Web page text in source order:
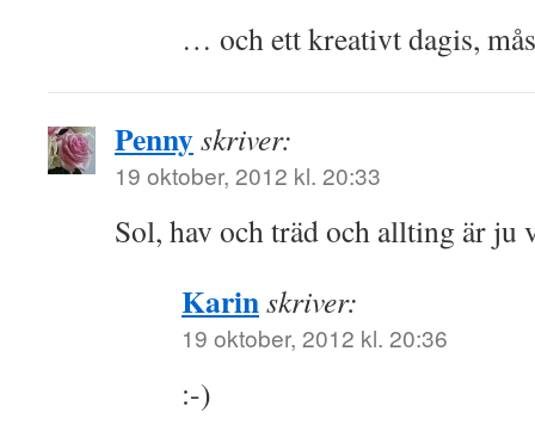
… och ett kreativt dagis,
Pennyskriver:
19 oktober, 2012 kl. 20:33
Sol, hav och träd och allting är
Karinskriver:
19 oktober, 2012 kl. 20:36
:-)